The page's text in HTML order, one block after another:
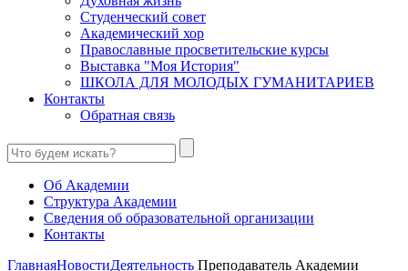
Студенческий совет
Академический хор
Православные просветительские курсы
Выставка "Моя История"
ШКОЛА ДЛЯ МОЛОДЫХ ГУМАНИТАРИЕВ
Контакты
Обратная связь
Об Академии
Структура Академии
Сведения об образовательной организации
Контакты
ГлавнаяНовостиДеятельность Преподаватель Академии